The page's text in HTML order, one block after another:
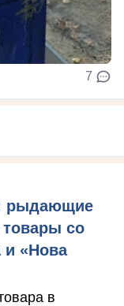
7
рыдающие
со
и «Нова
в